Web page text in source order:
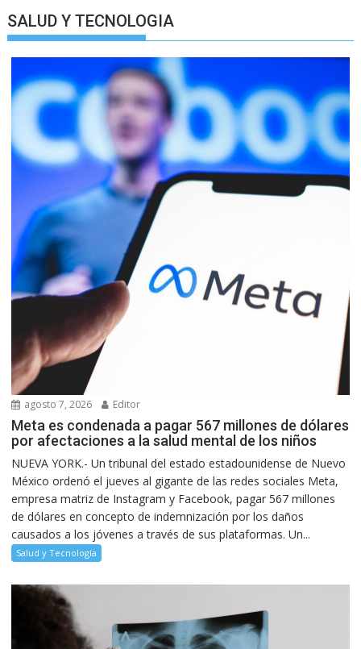
SALUD Y TECNOLOGIA
agosto 7, 2026 Editor
Meta es condenada a pagar 567 millones de dólares
por afectaciones a la salud mental de los niños
NUEVA YORK.- Un tribunal del estado estadounidense de Nuevo
México ordenó el jueves al gigante de las redes sociales Meta,
empresa matriz de Instagram y Facebook, pagar 567 millones
de dólares en concepto de indemnización por los daños
causados a los jóvenes a través de sus plataformas. Un...
Salud y Tecnología